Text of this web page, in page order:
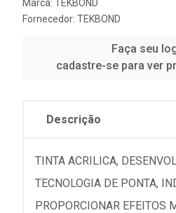
Marca: TEKBOND
Fornecedor: TEKBOND
Faça seu
cadastre-se para ver
Descrição
TINTA ACRILICA,
TECNOLOGIA DE PONTA,
PROPORCIONAR EFEITOS